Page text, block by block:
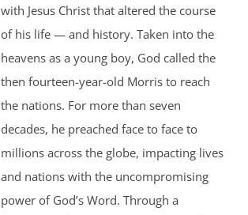
with Jesus Christ that altered the course
of his life — and history. Taken into the
heavens as a young boy, God called the
then fourteen-year-old Morris to reach
the nations. For more than seven
decades, he preached face to face to
millions across the globe, impacting lives
and nations with the uncompromising
power of God’s Word. Through a